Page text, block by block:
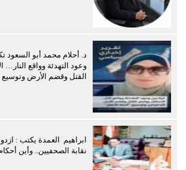
د. أحلام محمد أبو السعود
وعود التهدئة وواقع النار…
القتل وقضم الأرض
ابراهيم العمدة يكتب :
نقابة الصحفيين.. وأين